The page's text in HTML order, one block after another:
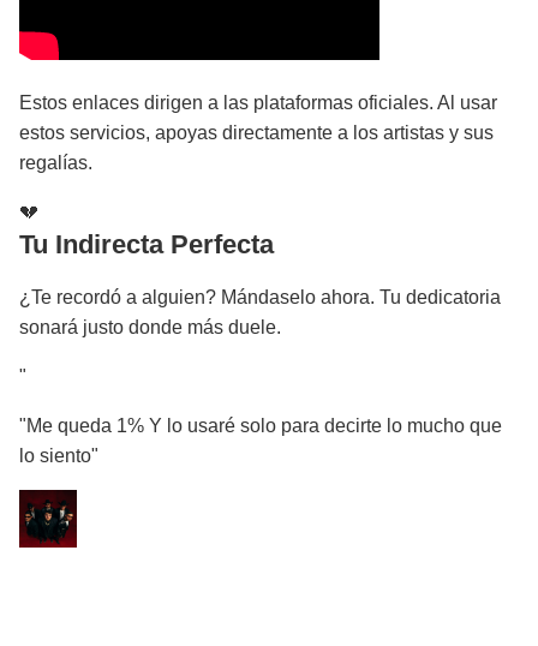
Estos enlaces dirigen a las plataformas oficiales. Al usar
estos servicios, apoyas directamente a los artistas y sus
regalías.
💔
Tu Indirecta Perfecta
¿Te recordó a alguien? Mándaselo ahora. Tu dedicatoria
sonará justo donde más duele.
"
"Me queda 1% Y lo usaré solo para decirte lo mucho que
lo siento"